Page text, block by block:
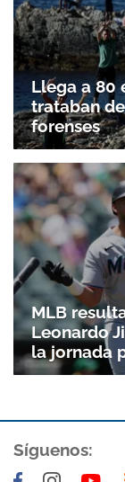
Llega a 80
trataban
forenses
MLB
Leonardo
la jornada
Síguenos: